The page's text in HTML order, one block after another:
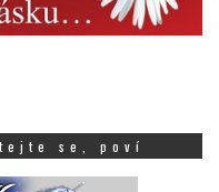
se, poví